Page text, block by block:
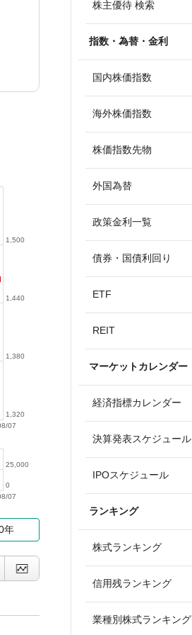
07
1,320
1,380
1,440
1,500
07
0
25,000
年
株主優待 検索
指数・為替・金利
国内株価指数
海外株価指数
株価指数先物
外国為替
政策金利一覧
債券・国債利回り
ETF
REIT
マーケットカレンダー
経済指標カレンダー
決算発表スケジュール
IPOスケジュール
ランキング
株式ランキング
信用残ランキング
業種別株式ランキング